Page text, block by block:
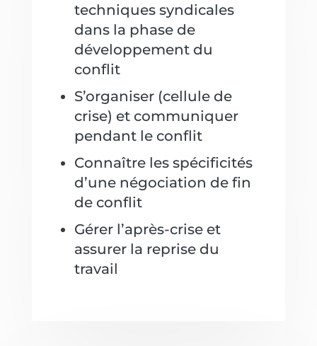
techniques syndicales
dans la phase de
développement du
conflit
S’organiser (cellule de
crise) et communiquer
pendant le conflit
Connaître les spécificités
d’une négociation de fin
de conflit
Gérer l’après-crise et
assurer la reprise du
travail